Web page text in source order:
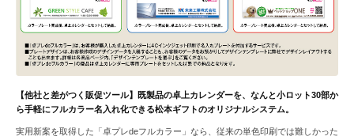
【他社と差がつく販促ツール】既製品の卓上カレンダーを、なんと小ロット30部か
ら手軽にフルカラー名入れ化できる松本ギフトのオリジナルシステム。
実用新案を取得した「卓プレdeフルカラー」なら、従来の単色印刷では難しかった